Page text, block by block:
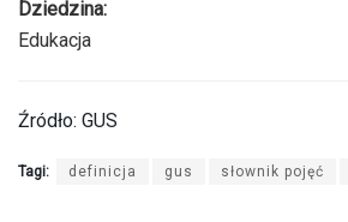
Dziedzina:
Edukacja
Źródło: GUS
Tagi: definicja gus słownik pojęć